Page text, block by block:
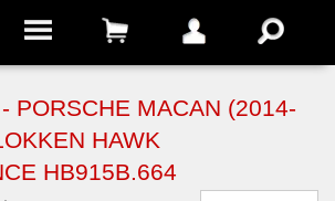
PORSCHE MACAN (2014-
HAWK
HB915B.664